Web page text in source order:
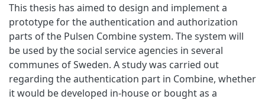
This thesis has aimed to design and implement a
prototype for the authentication and authorization
parts of the Pulsen Combine system. The system will
be used by the social service agencies in several
communes of Sweden. A study was carried out
regarding the authentication part in Combine, whether
it would be developed in-house or bought as a